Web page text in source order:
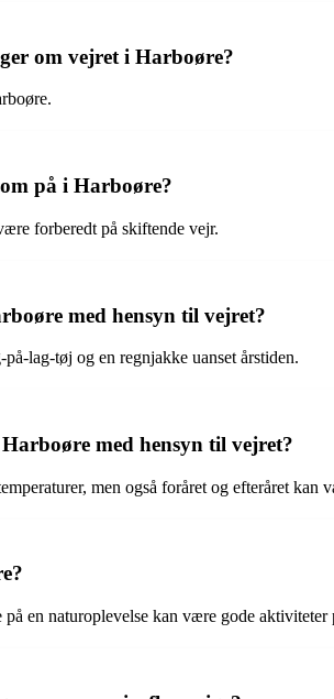
om vejret i Harboøre?
på i Harboøre?
forberedt på skiftende vejr.
med hensyn til vejret?
lag-tøj og en regnjakke uanset årstiden.
med hensyn til vejret?
men også foråret og efteråret kan
en naturoplevelse kan være gode aktiviteter